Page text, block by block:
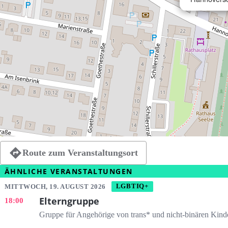
Route zum Veranstaltungsort
ÄHNLICHE VERANSTALTUNGEN
MITTWOCH, 19. AUGUST 2026 LGBTIQ+
18:00 Elterngruppe
Gruppe für Angehörige von trans* und nicht-binären